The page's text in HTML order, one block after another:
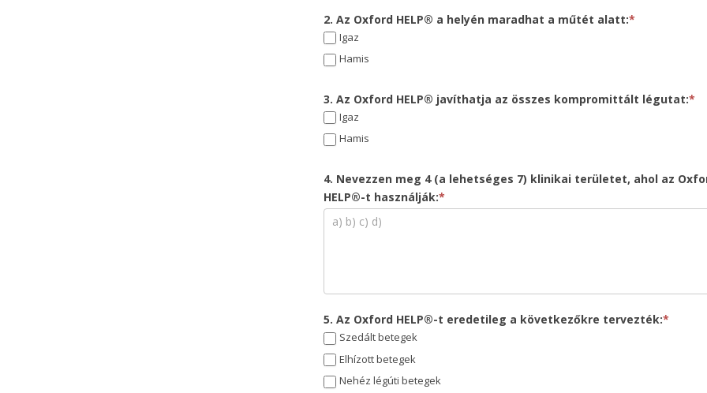
2. Az Oxford HELP® a helyén maradhat a műtét alatt:*
Igaz
Hamis
3. Az Oxford HELP® javíthatja az összes kompromittált légutat:*
Igaz
Hamis
4. Nevezzen meg 4 (a lehetséges 7) klinikai területet, ahol az
HELP®-t használják:*
5. Az Oxford HELP®-t eredetileg a következőkre tervezték:*
Szedált betegek
Elhízott betegek
Nehéz légúti betegek